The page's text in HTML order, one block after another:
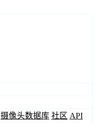
摄像头数据库 社区 API